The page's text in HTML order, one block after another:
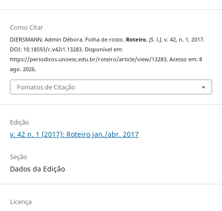
Como Citar
DIERSMANN, Admin Débora. Folha de rosto. Roteiro, [S. l.], v. 42, n. 1, 2017.
DOI: 10.18593/r.v42i1.13283. Disponível em:
https://periodicos.unoesc.edu.br/roteiro/article/view/13283. Acesso em: 8
ago. 2026.
Fomatos de Citação
Edição
v. 42 n. 1 (2017): Roteiro jan./abr. 2017
Seção
Dados da Edição
Licença